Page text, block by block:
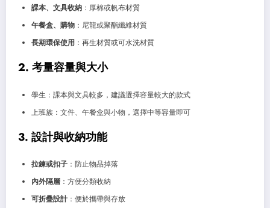
課本、文具收納 ：厚棉或帆布材質
午餐盒、購物 ：尼龍或聚酯纖維材質
長期環保使用 ：再生材質或可水洗材質
2. 考量容量與大小
學生：課本與文具較多，建議選擇容量較大的款式
上班族：文件、午餐盒與小物，選擇中等容量即可
3. 設計與收納功能
拉鍊或扣子 ：防止物品掉落
內外隔層 ：方便分類收納
可折疊設計 ：便於攜帶與存放